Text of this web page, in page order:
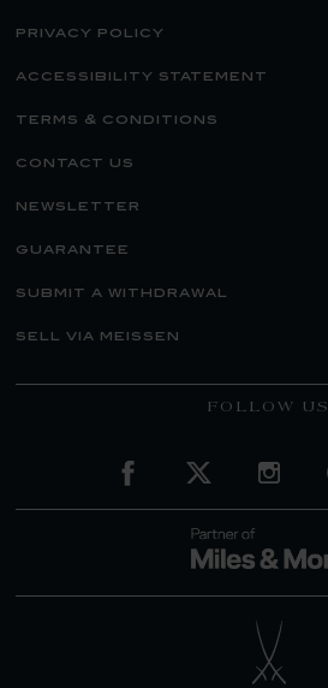
privacy policy
accessibility statement
terms & conditions
contact us
newsletter
guarantee
submit a withdrawal
sell via meissen
FOLLOW US